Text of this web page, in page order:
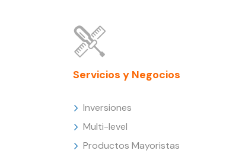
Servicios y Negocios
Inversiones
Multi-level
Productos Mayoristas